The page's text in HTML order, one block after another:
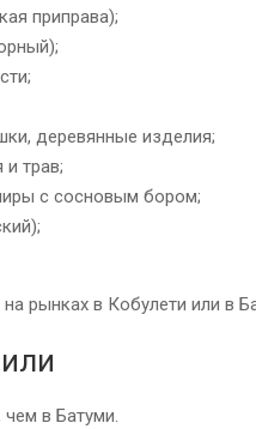
приправа);
деревянные изделия;
трав;
с сосновым бором;
рынках в Кобулети или в
в Батуми.